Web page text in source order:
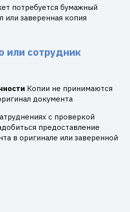
потребуется бумажный
или заверенная копия
или сотрудник
Копии не принимаются
документа
с проверкой
предоставление
в оригинале или заверенной